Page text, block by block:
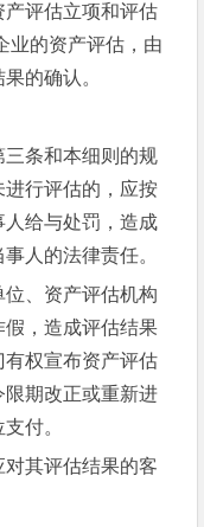
评估立项和评估
业的资产评估，由
的确认。
条和本细则的规
行评估的，应按
人给与处罚，造成
人的法律责任。
、资产评估机构
，造成评估结果
权宣布资产评估
期改正或重新进
付。
其评估结果的客